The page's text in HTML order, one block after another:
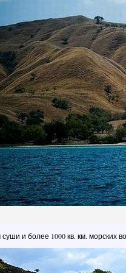
и более 1000 кв. км. морских